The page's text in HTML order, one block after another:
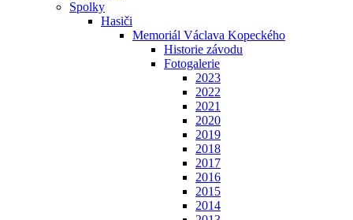
Spolky
Hasiči
Memoriál Václava Kopeckého
Historie závodu
Fotogalerie
2023
2022
2021
2020
2019
2018
2017
2016
2015
2014